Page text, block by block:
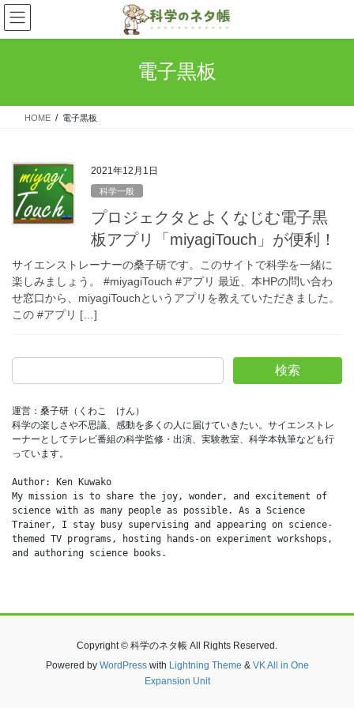
コ
ン
テ
ス
ナ
ビ
ゲ
ン
電子黒板
HOME 電子黒板
2021年12月1日
科学一般
プロジェクタとよくなじむ電子黒
板アプリ「miyagiTouch」が便利！
サイエンストレーナーの桑子研です。このサイトで科学を一緒に
楽しみましょう。 #miyagiTouch #アプリ 最近、本HPの問い合わ
せ窓口から、miyagiTouchというアプリを教えていただきました。
この #アプリ […]
検索
運営：桑子研（くわこ　けん）
科学の楽しさや不思議、感動を多くの人に届けていきたい。サイエンストレ
ーナーとしてテレビ番組の科学監修・出演、実験教室、科学本執筆なども行
っています。
Author: Ken Kuwako
My mission is to share the joy, wonder, and excitement of
science with as many people as possible. As a Science
Trainer, I stay busy supervising and appearing on science-
themed TV programs, hosting hands-on experiment workshops,
and authoring science books.
Copyright © 科学のネタ帳 All Rights Reserved.
Powered by WordPresswith Lightning Theme & VK All in One
Expansion Unit